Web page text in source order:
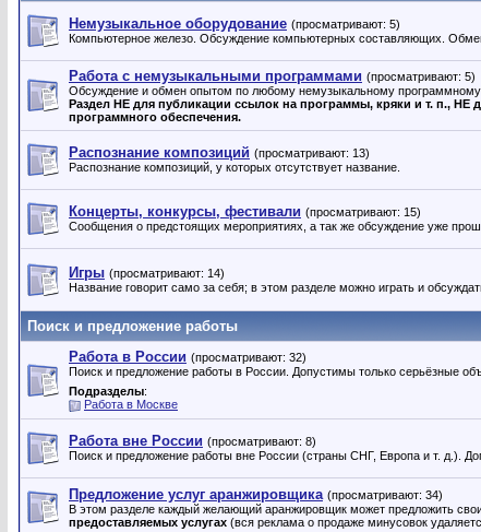
Немузыкальное оборудование (просматривают: 5)
Компьютерное железо. Обсуждение компьютерных составляющих.
Работа с немузыкальными программами (просматривают: 5)
Обсуждение и обмен опытом по любому немузыкальному программному
Раздел НЕ для публикации ссылок на программы, кpяки и т. п.,
программного обеспечения.
Распознание композиций (просматривают: 13)
Распознание композиций, у которых отсутствует название.
Концерты, конкурсы, фестивали (просматривают: 15)
Сообщения о предстоящих мероприятиях, а так же обсуждение уже
Игры (просматривают: 14)
Название говорит само за себя; в этом разделе можно играть и
Поиск и предложение работы
Работа в России (просматривают: 32)
Поиск и предложение работы в России. Допустимы только серьёзные
Подразделы:
Работа в Москве
Работа вне России (просматривают: 8)
Поиск и предложение работы вне России (страны СНГ, Европа и т. д.).
Предложение услуг аранжировщика (просматривают: 34)
В этом разделе каждый желающий аранжировщик может предложить
предоставляемых услугах (вся реклама о продаже минусовок